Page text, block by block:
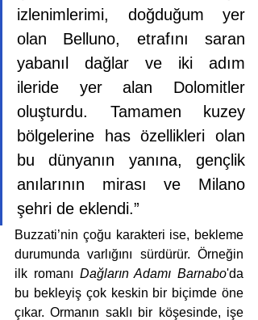
izlenimlerimi, doğduğum yer
olan Belluno, etrafını saran
yabanıl dağlar ve iki adım
ileride yer alan Dolomitler
oluşturdu. Tamamen kuzey
bölgelerine has özellikleri olan
bu dünyanın yanına, gençlik
anılarının mirası ve Milano
şehri de eklendi.”
Buzzati’nin çoğu karakteri ise, bekleme
durumunda varlığını sürdürür. Örneğin
ilk romanı Dağların Adamı Barnabo'da
bu bekleyiş çok keskin bir biçimde öne
çıkar. Ormanın saklı bir köşesinde, işe